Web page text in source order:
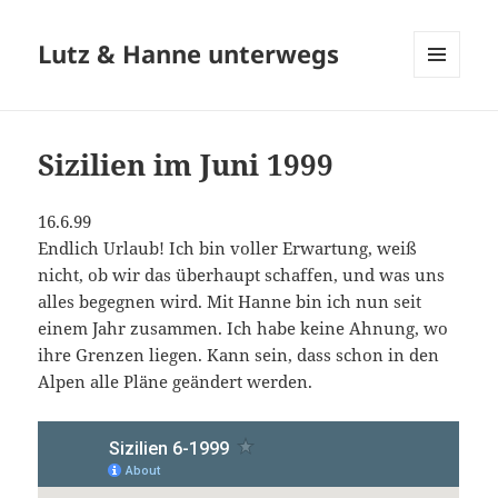
Lutz & Hanne unterwegs
Sizilien im Juni 1999
16.6.99
Endlich Urlaub! Ich bin voller Erwartung, weiß
nicht, ob wir das überhaupt schaffen, und was uns
alles begegnen wird. Mit Hanne bin ich nun seit
einem Jahr zusammen. Ich habe keine Ahnung, wo
ihre Grenzen liegen. Kann sein, dass schon in den
Alpen alle Pläne geändert werden.